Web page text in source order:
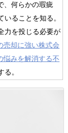
、何らかの瑕疵
ることを知る。
力を投じる必要が
売却に強い株式会
悩みを解消する不
る。